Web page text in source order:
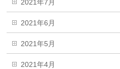
2021年7月
2021年6月
2021年5月
2021年4月